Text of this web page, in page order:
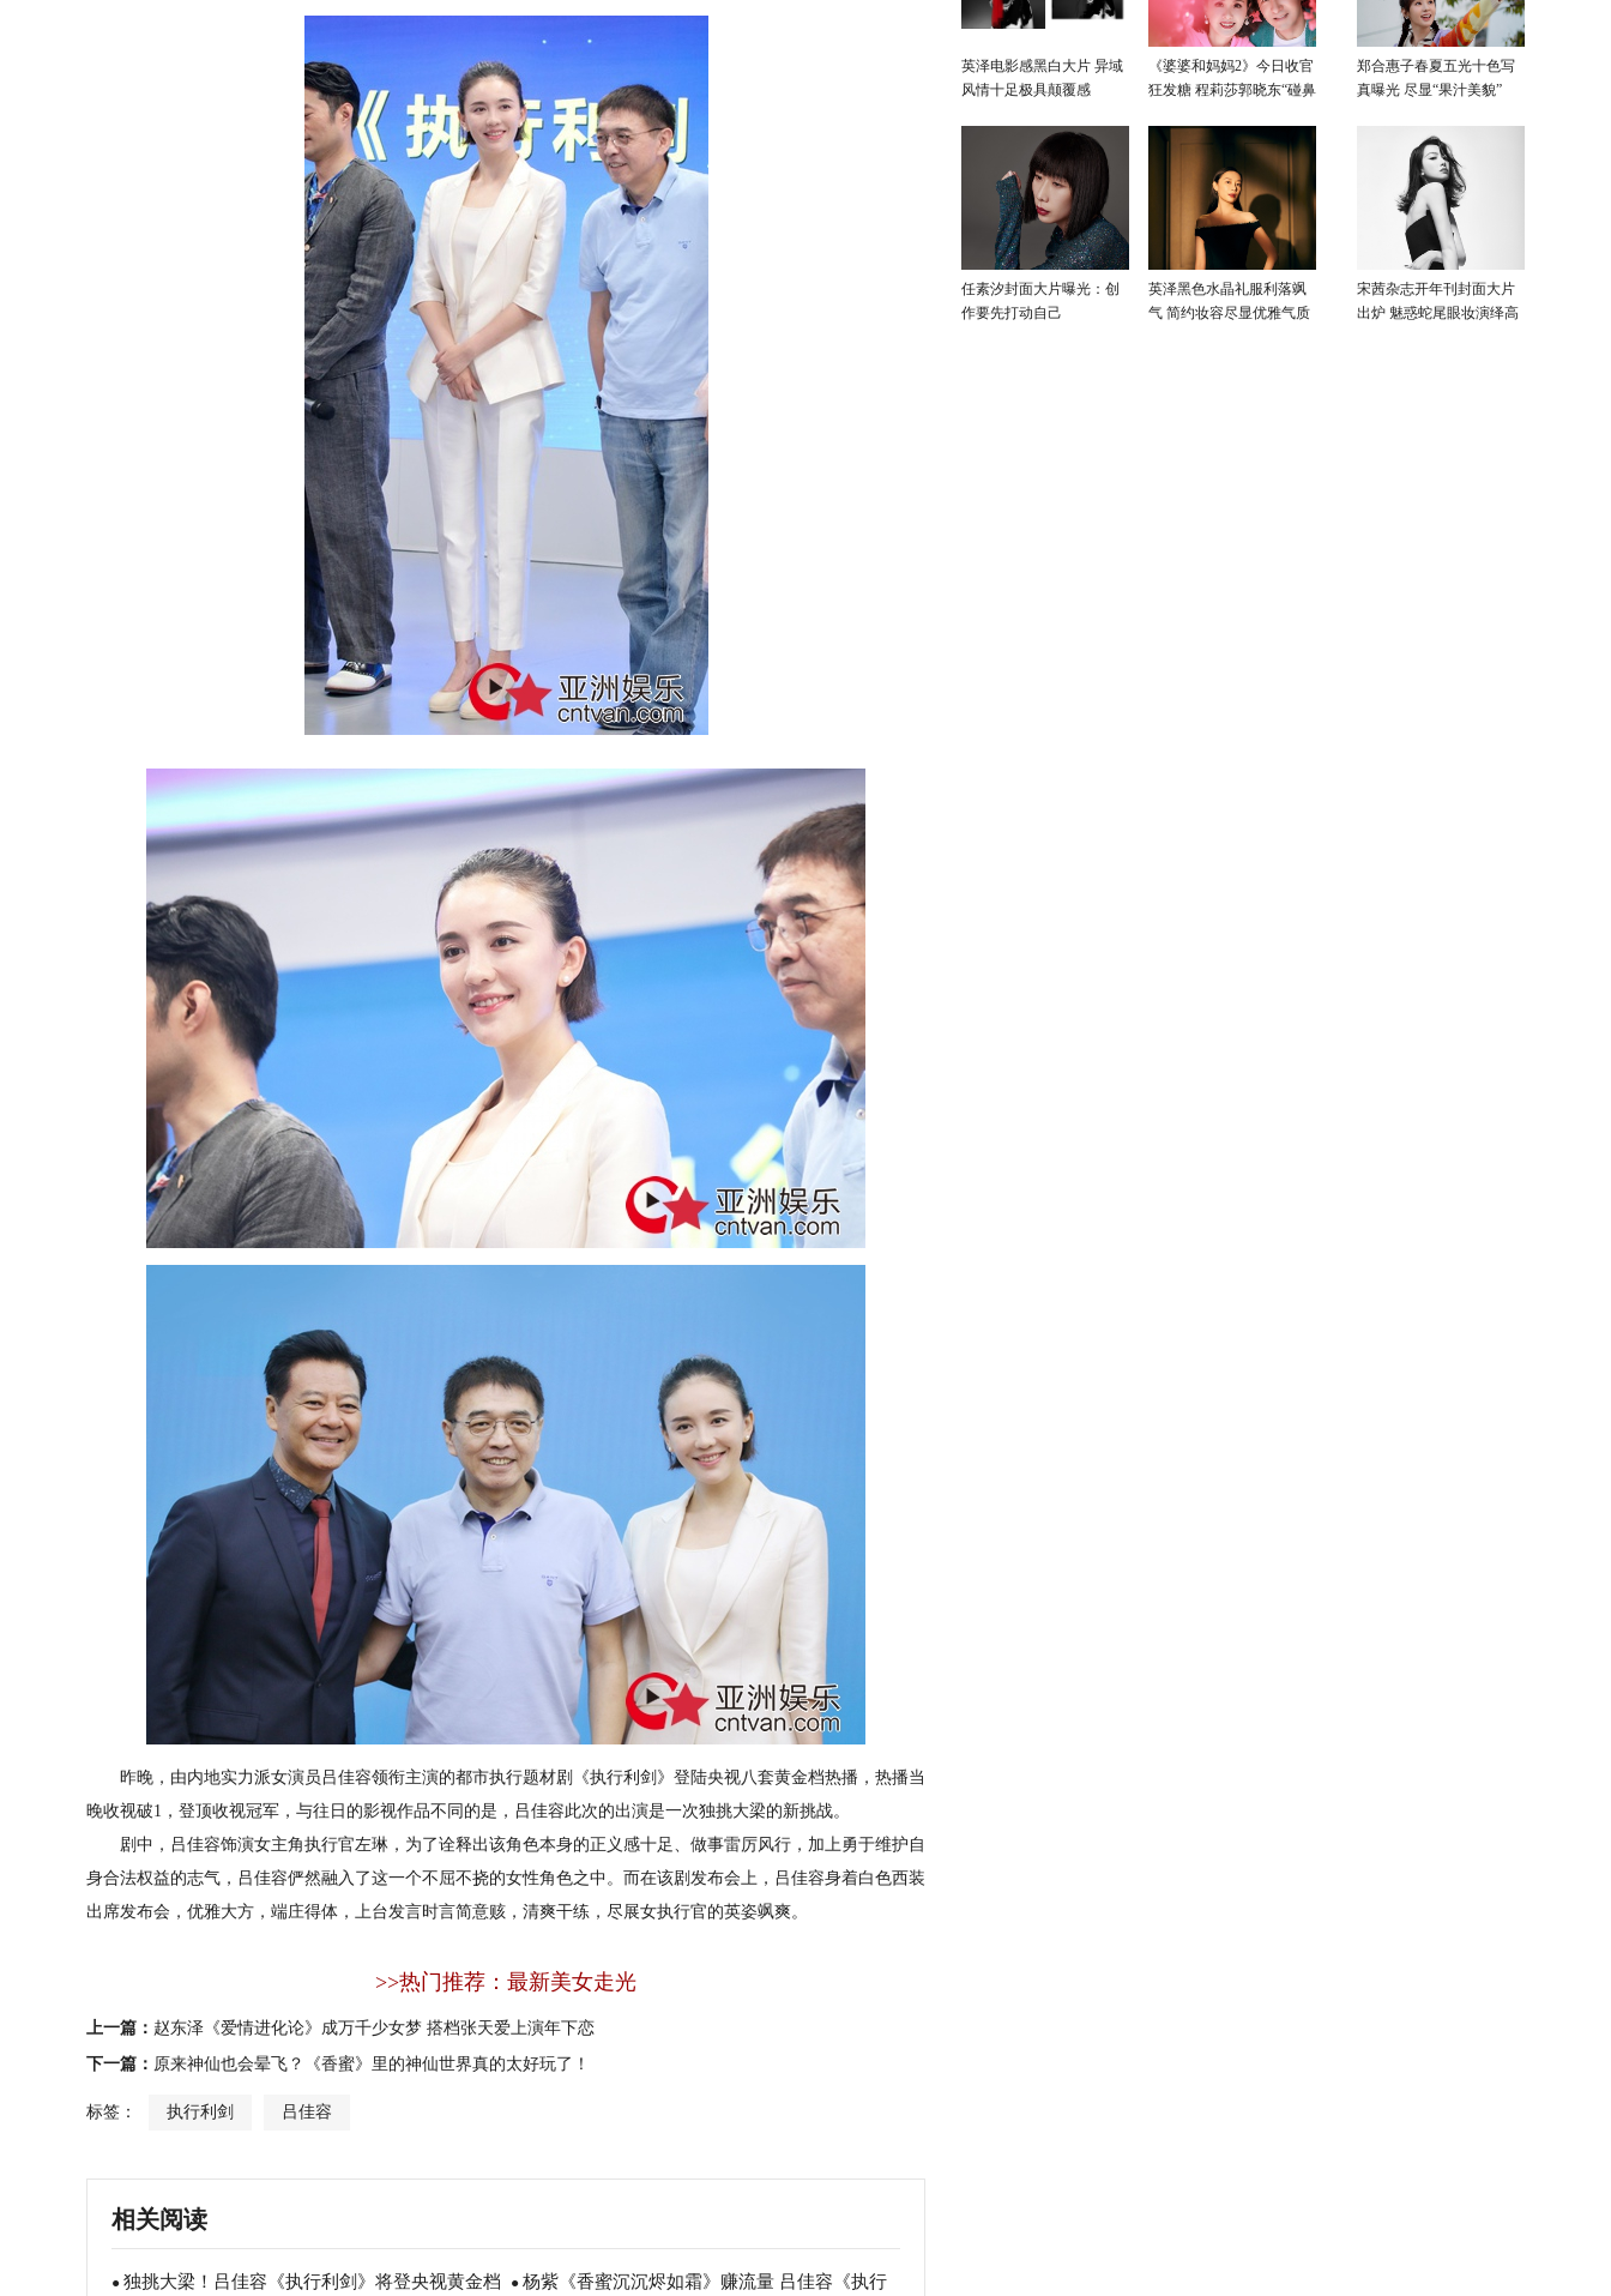
昨晚，由内地实力派女演员吕佳容领衔主演的都市执行题材剧《执行利剑》登陆央视八套黄金档热播，热播当
晚收视破1，登顶收视冠军，与往日的影视作品不同的是，吕佳容此次的出演是一次独挑大梁的新挑战。
剧中，吕佳容饰演女主角执行官左琳，为了诠释出该角色本身的正义感十足、做事雷厉风行，加上勇于维护自
身合法权益的志气，吕佳容俨然融入了这一个不屈不挠的女性角色之中。而在该剧发布会上，吕佳容身着白色西装
出席发布会，优雅大方，端庄得体，上台发言时言简意赅，清爽干练，尽展女执行官的英姿飒爽。
>>热门推荐：最新美女走光
上一篇： 赵东泽《爱情进化论》成万千少女梦 搭档张天爱上演年下恋
下一篇： 原来神仙也会晕飞？《香蜜》里的神仙世界真的太好玩了！
标签： 执行利剑 吕佳容
相关阅读
● 独挑大梁！吕佳容《执行利剑》将登央视黄金档 ● 杨紫《香蜜沉沉烬如霜》赚流量 吕佳容《执行
英泽电影感黑白大片 异域
风情十足极具颠覆感
《婆婆和妈妈2》今日收官
狂发糖 程莉莎郭晓东“碰鼻
郑合惠子春夏五光十色写
真曝光 尽显“果汁美貌”
任素汐封面大片曝光：创
作要先打动自己
英泽黑色水晶礼服利落飒
气 简约妆容尽显优雅气质
宋茜杂志开年刊封面大片
出炉 魅惑蛇尾眼妆演绎高